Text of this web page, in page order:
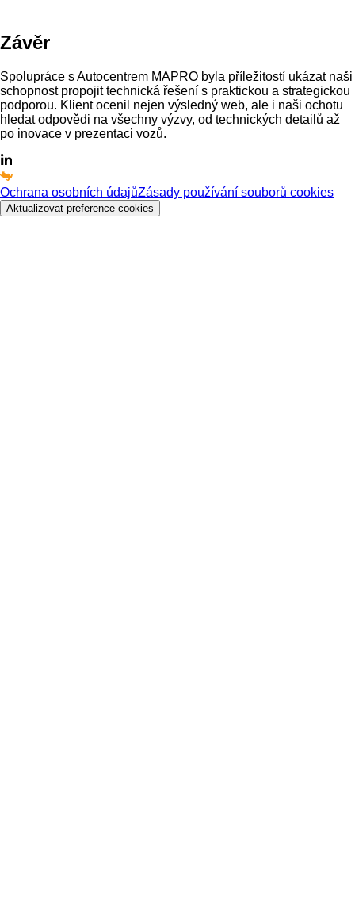
Závěr
Spolupráce s Autocentrem MAPRO byla příležitostí ukázat naši
schopnost propojit technická řešení s praktickou a strategickou
podporou. Klient ocenil nejen výsledný web, ale i naši ochotu
hledat odpovědi na všechny výzvy, od technických detailů až
po inovace v prezentaci vozů.
Ochrana osobních údajůZásady používání souborů cookies
Aktualizovat preference cookies